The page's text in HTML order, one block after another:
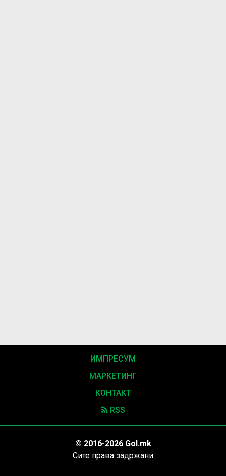
ИМПРЕСУМ
МАРКЕТИНГ
КОНТАКТ
RSS
© 2016-2026 Gol.mk
Сите права задржани